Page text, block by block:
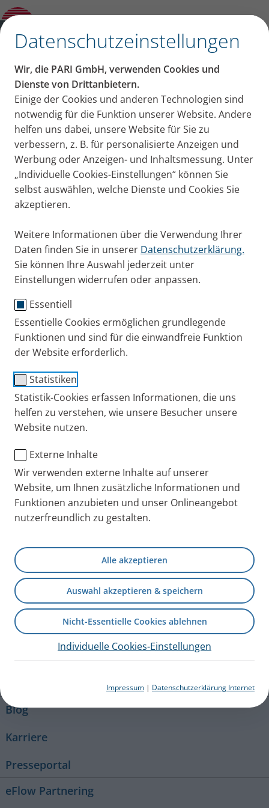
Datenschutzeinstellungen
Wir, die PARI GmbH, verwenden Cookies und
Dienste von Drittanbietern.
Einige der Cookies und anderen Technologien sind
notwendig für die Funktion unserer Website. Andere
helfen uns dabei, unsere Website für Sie zu
verbessern, z. B. für personalisierte Anzeigen und
Werbung oder Anzeigen- und Inhaltsmessung. Unter
„Individuelle Cookies-Einstellungen“ können Sie
selbst auswählen, welche Dienste und Cookies Sie
akzeptieren.
Weitere Informationen über die Verwendung Ihrer
Daten finden Sie in unserer Datenschutzerklärung.
Sie können Ihre Auswahl jederzeit unter
Einstellungen widerrufen oder anpassen.
Essentiell
Essentielle Cookies ermöglichen grundlegende
Funktionen und sind für die einwandfreie Funktion
der Website erforderlich.
Statistiken
Statistik-Cookies erfassen Informationen, die uns
helfen zu verstehen, wie unsere Besucher unsere
Website nutzen.
Externe Inhalte
Wir verwenden externe Inhalte auf unserer
Website, um Ihnen zusätzliche Informationen und
Funktionen anzubieten und unser Onlineangebot
nutzerfreundlich zu gestalten.
Alle akzeptieren
Auswahl akzeptieren & speichern
Nicht-Essentielle Cookies ablehnen
Individuelle Cookies-Einstellungen
Impressum | Datenschutzerklärung Internet
Produktberater
PARI BABY Maske Größe 1
mit BABY Winkel
Für Babys bis ca. 1 Jahr
Weiche Silikonmaske zur Inhalationstherapie bei
Atemwegserkrankungen. Der BABY Winkel
Liegen. Die Maske kann mit den PARI
Düsenverneblern kombiniert werden.
Gebrauchsanweisung
Gebrauchsanweisung – 041D2100-B 2024-06-03
PZN: 19136529
PARI DE
Produkte Ersatzteile und Zubehör
+49 (0) 8151 279 279
Blog
Karriere
Presseportal
eFlow Partnering